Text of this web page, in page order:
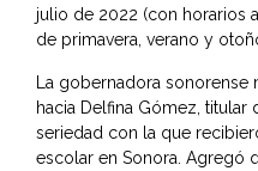
julio de 2022 (con horarios
de primavera, verano y
La gobernadora sonorense
hacia Delfina Gómez, titular
seriedad con la que
escolar en Sonora. Agregó